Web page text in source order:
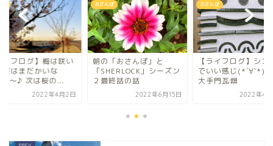
おさんぽ
朝の「おさんぽ」と
「SHERLOCK」シーズン
２最終話の話
2022年6月15日
おさんぽ
【ライフログ】シンプル
でいい感じ(*´∀`*)水戸
大手門瓦塀
2022年4月23日
training
【ライフロ
たか桜はま
(´▽`) 〜♪ 次